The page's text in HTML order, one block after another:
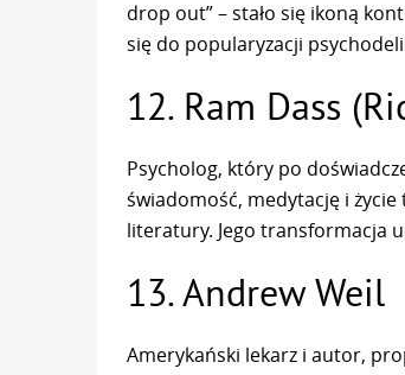
drop out” – stało się ikoną
się do popularyzacji
12. Ram Dass
Psycholog, który po
świadomość, medytację i życie
literatury. Jego transformacja
13. Andrew Weil
Amerykański lekarz i autor,